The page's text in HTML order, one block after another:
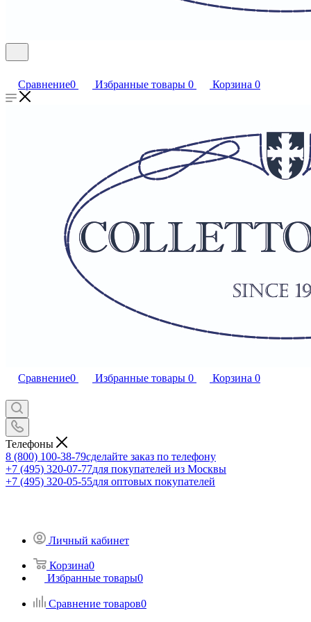
Сравнение0 Избранные товары 0 Корзина 0
Сравнение0 Избранные товары 0 Корзина 0
Телефоны
8 (800) 100-38-79сделайте заказ по телефону
+7 (495) 320-07-77для покупателей из Москвы
+7 (495) 320-05-55для оптовых покупателей
Личный кабинет
Корзина0
Избранные товары0
Сравнение товаров0